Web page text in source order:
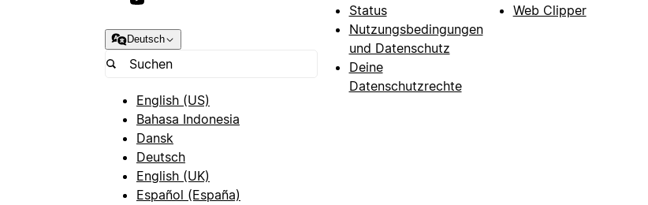
Deutsch
English (US)
Bahasa Indonesia
Dansk
Deutsch
English (UK)
Español (España)
Status
Nutzungsbedingungen
und Datenschutz
Deine
Datenschutzrechte
Web Clipper